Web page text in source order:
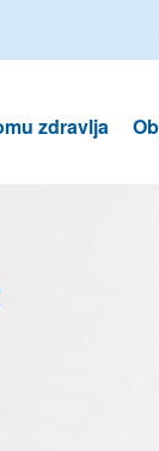
zdravlja